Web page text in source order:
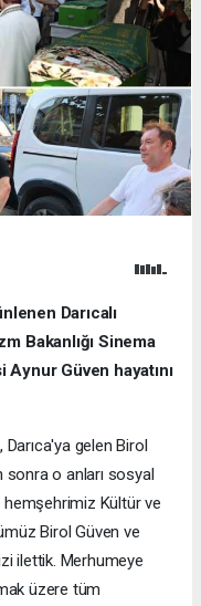
Darıcalı
Bakanlığı Sinema
Güven hayatını
Darıca'ya gelen Birol
o anları sosyal
hemşehrimiz Kültür ve
Birol Güven ve
ilettik. Merhumeye
üzere tüm